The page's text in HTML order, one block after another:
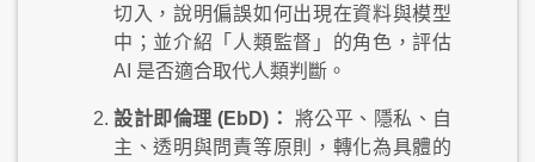
切入，說明偏誤如何出現在資料與模型
中；並介紹「人類監督」的角色，評估
AI 是否適合取代人類判斷。
設計即倫理 (EbD)：
將公平、隱私、自
主、透明與問責等原則，轉化為具體的